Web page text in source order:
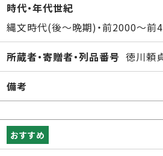
時代・年代世紀
縄文時代(後～晩期)・前2000～前
所蔵者・寄贈者・列品番号 徳川頼
備考
おすすめ